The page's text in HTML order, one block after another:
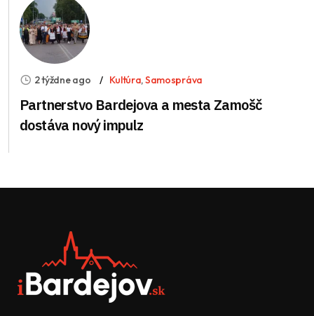
2 týždne ago Kultúra,Samospráva
Partnerstvo Bardejova a mesta Zamošč
dostáva nový impulz